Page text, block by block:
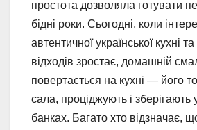
простота дозволяла готувати
бідні роки. Сьогодні, коли
автентичної української кухні
відходів зростає, домашній
повертається на кухні — його
сала, проціджують і зберігають
банках. Багато хто відзначає,